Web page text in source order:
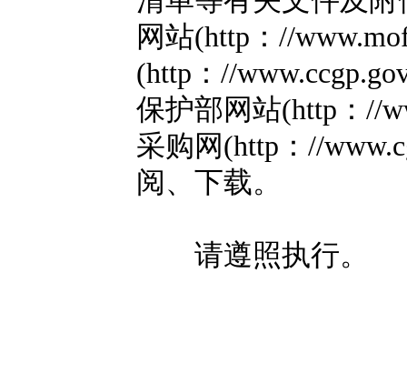
网站(http：//
(http：//
保护部网站(http：//
采购网(http：//
阅、下载。
请遵照执行。